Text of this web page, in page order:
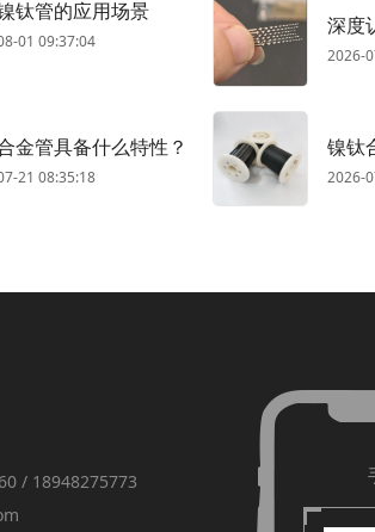
钛管的应用场景
01 09:37:04
深度
2026-
金管具备什么特性？
21 08:35:18
镍钛
2026-
/ 18948275773
手机站 微